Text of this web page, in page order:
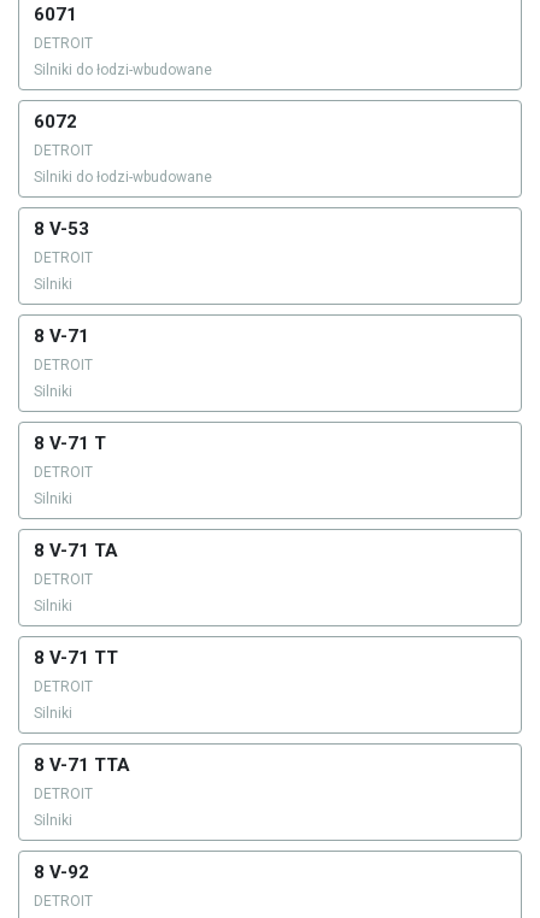
6071
DETROIT
Silniki do łodzi-wbudowane
6072
DETROIT
Silniki do łodzi-wbudowane
8 V-53
DETROIT
Silniki
8 V-71
DETROIT
Silniki
8 V-71 T
DETROIT
Silniki
8 V-71 TA
DETROIT
Silniki
8 V-71 TT
DETROIT
Silniki
8 V-71 TTA
DETROIT
Silniki
8 V-92
DETROIT